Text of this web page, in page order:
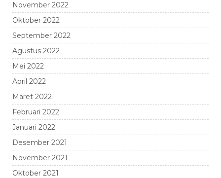
November 2022
Oktober 2022
September 2022
Agustus 2022
Mei 2022
April 2022
Maret 2022
Februari 2022
Januari 2022
Desember 2021
November 2021
Oktober 2021